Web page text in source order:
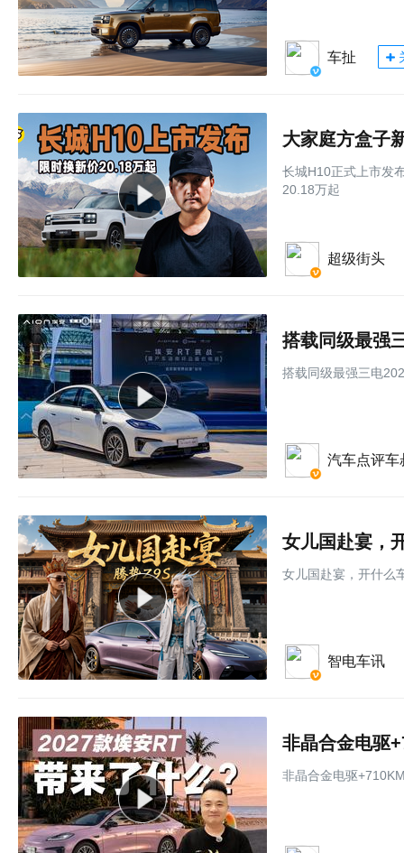
车扯
长城H10正式上市发
20.18万起
超级街头
搭载同级最强
搭载同级最强三电
汽车点评车
女儿国赴宴，
女儿国赴宴，开什么
智电车讯
非晶合金电驱